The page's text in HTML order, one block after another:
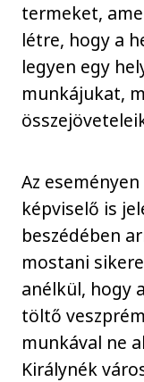
termeket,
létre, hogy a
legyen egy
munkájukat,
Az
képviselő is
beszédében
mostani
anélkül, hogy
töltő
munkával ne
Királynék